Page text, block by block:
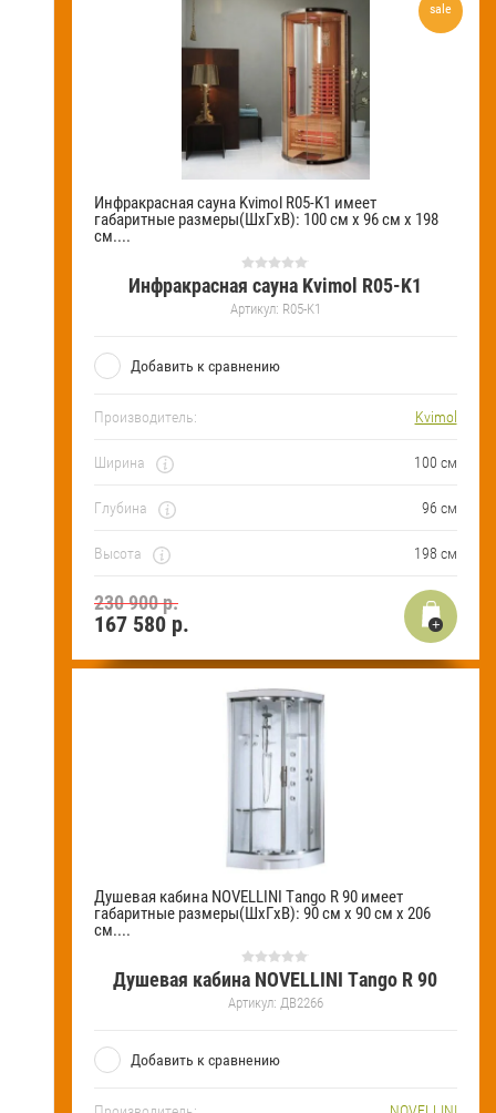
Инфракрасная сауна Kvimol R05-K1 имеет
габаритные размеры(ШхГхВ): 100 см х 96 см х 198
см....
Инфракрасная сауна Kvimol R05-K1
Артикул: R05-K1
Добавить к сравнению
Производитель: Kvimol
Ширина 100 см
Глубина 96 см
Высота 198 см
sale
230 900 р.
167 580р.
Душевая кабина NOVELLINI Tango R 90 имеет
габаритные размеры(ШхГхВ): 90 см х 90 см х 206
см....
Душевая кабина NOVELLINI Tango R 90
Артикул: ДВ2266
Добавить к сравнению